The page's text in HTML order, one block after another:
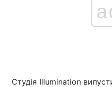
Студія Illumination